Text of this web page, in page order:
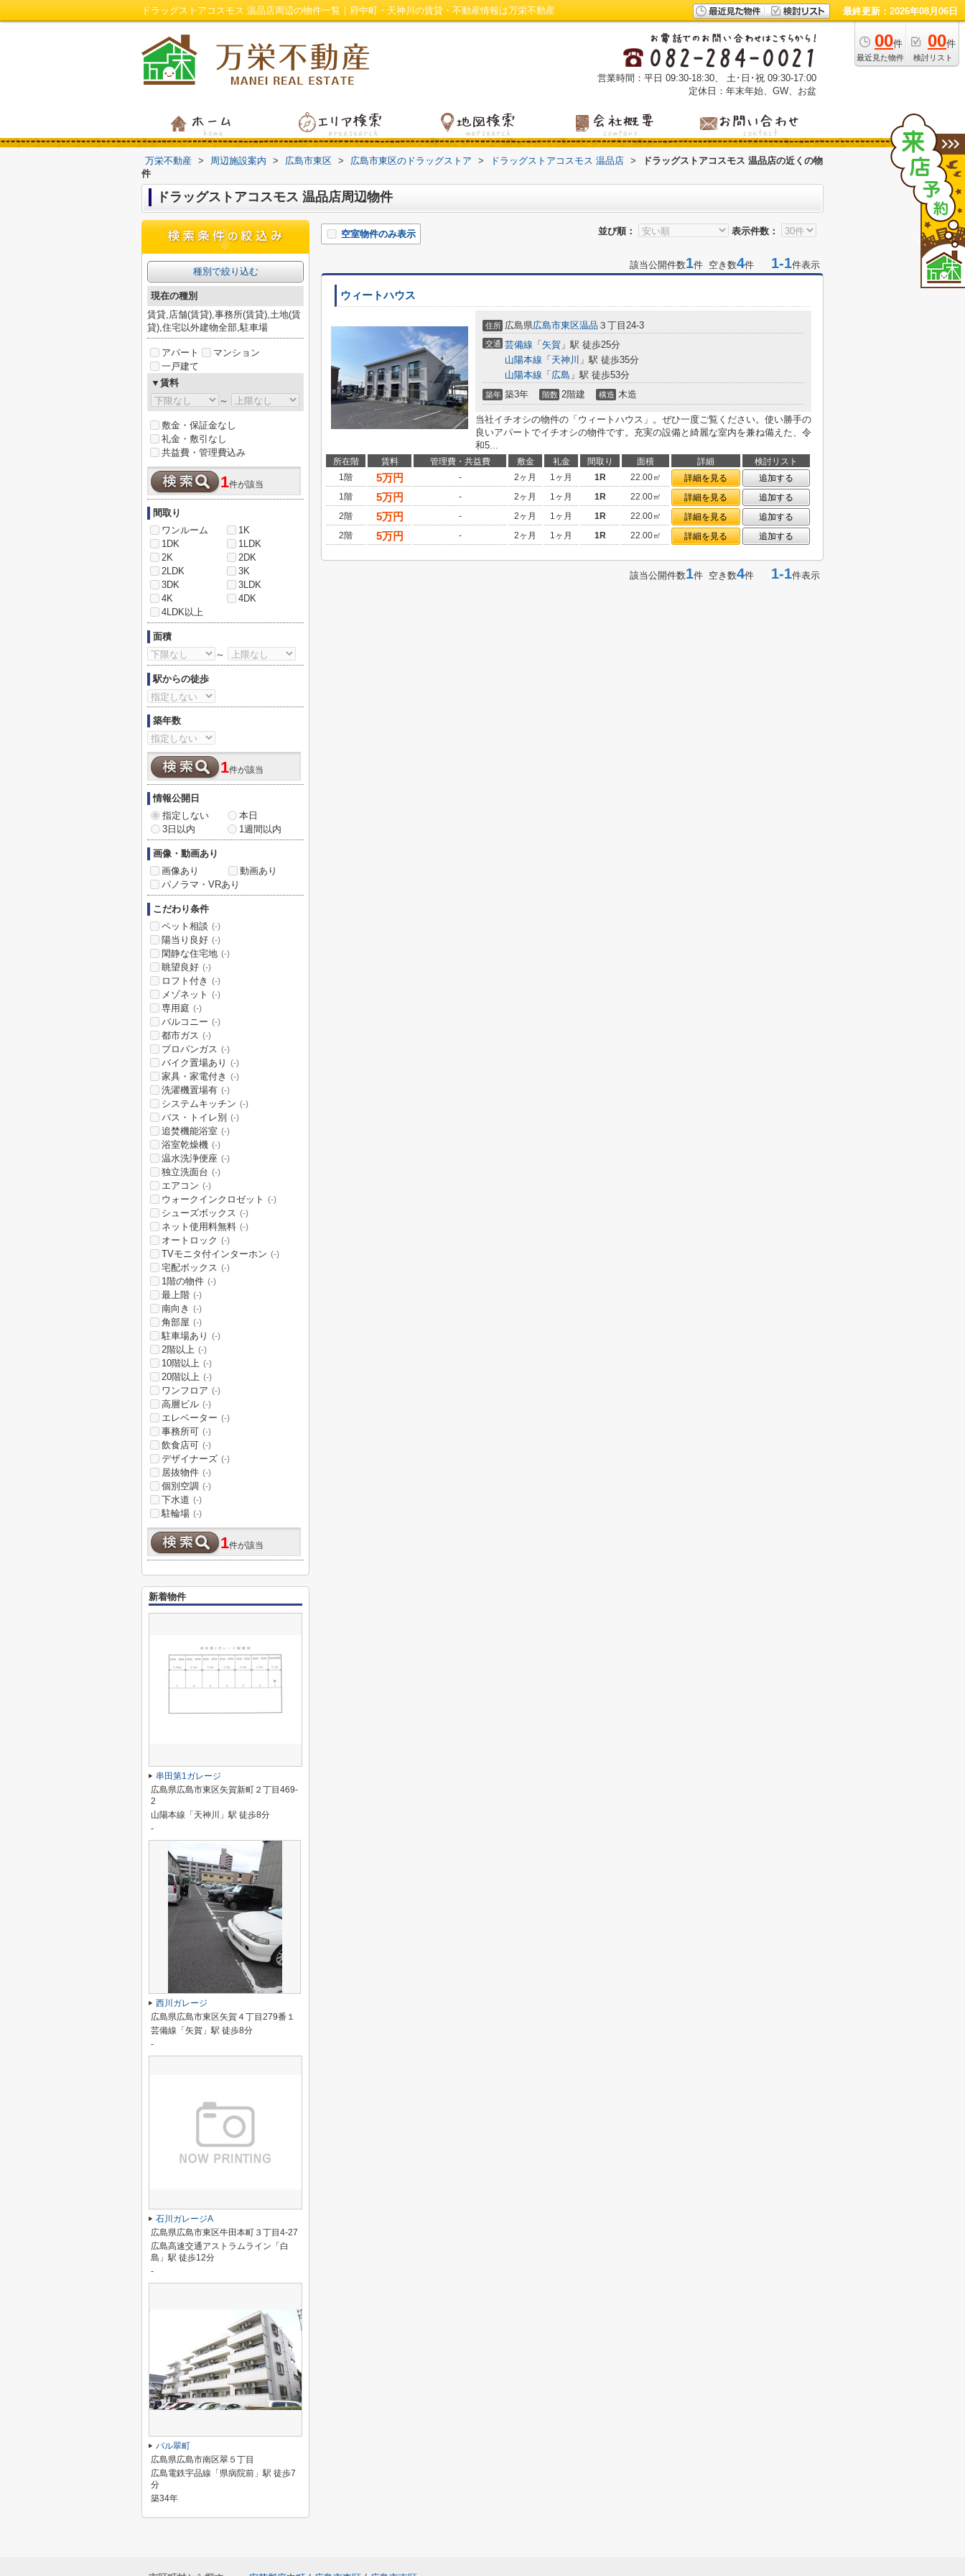
ドラッグストアコスモス 温品店周辺の物件一覧｜府中町・天神川の賃貸・不動産情報は万栄不動産 最終更新：2026年08月06日
00件
最近見た物件
00件
検討リスト
営業時間：平日 09:30-18:30、 土･日･祝 09:30-17:00
定休日：年末年始、GW、お盆
万栄不動産 > 周辺施設案内 > 広島市東区 > 広島市東区のドラッグストア > ドラッグストアコスモス 温品店 >
ドラッグストアコスモス 温品店の近くの物
件
ドラッグストアコスモス 温品店周辺物件
並び順： 表示件数：
空室物件のみ表示
該当公開件数1件 空き数4件 1-1件表示
ウィートハウス
住所 広島県広島市東区温品 ３丁目24-3
交通 芸備線 「 矢賀 」駅 徒歩25分
山陽本線 「 天神川 」駅 徒歩35分
山陽本線 「 広島 」駅 徒歩53分
築年 築3年 階数 2階建 構造 木造
当社イチオシの物件の「ウィートハウス」。ぜひ一度ご覧ください。使い勝手の
良いアパートでイチオシの物件です。充実の設備と綺麗な室内を兼ね備えた、令
和5...
所在階 賃料 管理費・共益費 敷金 礼金 間取り 面積 詳細
検討リスト
1階
5万円 - 2ヶ月 1ヶ月 1R 22.00㎡ 詳細を見る
追加する
1階
5万円 - 2ヶ月 1ヶ月 1R 22.00㎡ 詳細を見る
追加する
2階
5万円 - 2ヶ月 1ヶ月 1R 22.00㎡ 詳細を見る
追加する
2階
5万円 - 2ヶ月 1ヶ月 1R 22.00㎡ 詳細を見る 追加する
該当公開件数1件 空き数4件 1-1件表示
種別で絞り込む
現在の種別
賃貸,店舗(賃貸),事務所(賃貸),土地(賃
貸),住宅以外建物全部,駐車場
アパート
マンション
一戸建て
▼賃料
～
敷金・保証金なし
礼金・敷引なし
共益費・管理費込み
1件が該当
間取り
ワンルーム
1K
1DK
1LDK
2K
2DK
2LDK
3K
3DK
3LDK
4K
4DK
4LDK以上
面積
～
駅からの徒歩
築年数
1件が該当
情報公開日
指定しない
本日
3日以内
1週間以内
画像・動画あり
画像あり
動画あり
パノラマ・VRあり
こだわり条件
ペット相談 (-)
陽当り良好 (-)
閑静な住宅地 (-)
眺望良好 (-)
ロフト付き (-)
メゾネット (-)
専用庭 (-)
バルコニー (-)
都市ガス (-)
プロパンガス (-)
バイク置場あり (-)
家具・家電付き (-)
洗濯機置場有 (-)
システムキッチン (-)
バス・トイレ別 (-)
追焚機能浴室 (-)
浴室乾燥機 (-)
温水洗浄便座 (-)
独立洗面台 (-)
エアコン (-)
ウォークインクロゼット (-)
シューズボックス (-)
ネット使用料無料 (-)
オートロック (-)
TVモニタ付インターホン (-)
宅配ボックス (-)
1階の物件 (-)
最上階 (-)
南向き (-)
角部屋 (-)
駐車場あり (-)
2階以上 (-)
10階以上 (-)
20階以上 (-)
ワンフロア (-)
高層ビル (-)
エレベーター (-)
事務所可 (-)
飲食店可 (-)
デザイナーズ (-)
居抜物件 (-)
個別空調 (-)
下水道 (-)
駐輪場 (-)
1件が該当
新着物件
串田第1ガレージ
広島県広島市東区矢賀新町２丁目469-
2
山陽本線「天神川」駅 徒歩8分
-
西川ガレージ
広島県広島市東区矢賀４丁目279番１
芸備線「矢賀」駅 徒歩8分
-
石川ガレージA
広島県広島市東区牛田本町３丁目4-27
広島高速交通アストラムライン「白
島」駅 徒歩12分
-
パル翠町
広島県広島市南区翠５丁目
広島電鉄宇品線「県病院前」駅 徒歩7
分
築34年